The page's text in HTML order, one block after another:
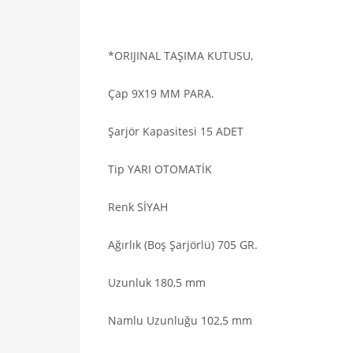
*ORIJINAL TAŞIMA KUTUSU,
Çap 9X19 MM PARA.
Şarjör Kapasitesi 15 ADET
Tip YARI OTOMATİK
Renk SİYAH
Ağırlık (Boş Şarjörlü) 705 GR.
Uzunluk 180,5 mm
Namlu Uzunluğu 102,5 mm